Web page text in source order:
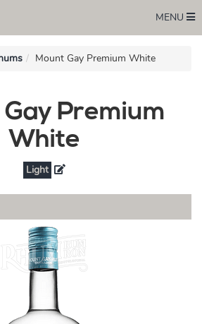
MENU
Mount Gay Premium White
Premium
White
Light